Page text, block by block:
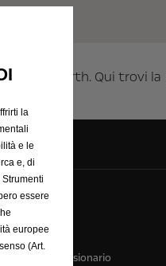
Google Earth. Qui trovi la
siamo
il concessionario
la
e le
e, di
essere
europee
(Art.